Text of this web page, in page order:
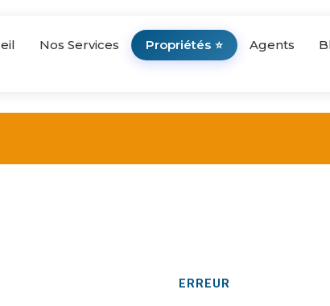
Nos Services Propriétés ⭐ Agents
ERREUR